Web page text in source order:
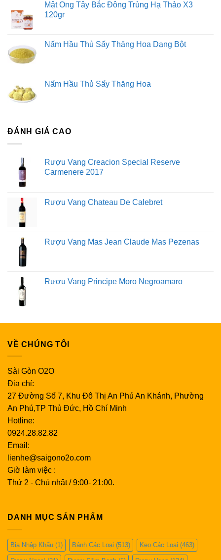
Mật Ong Tây Bắc Đông Trùng Hạ Thảo X3
120gr
Nấm Hầu Thủ Sấy Thăng Hoa Dạng Bột
Nấm Hầu Thủ Sấy Thăng Hoa
ĐÁNH GIÁ CAO
Rượu Vang Creacion Special Reserve
Carmenere 2017
Rượu Vang Chateau De Calebret
Rượu Vang Mas Jean Claude Mas Pezenas
Rượu Vang Principe Moro Negroamaro
VỀ CHÚNG TÔI
Sài Gòn O2O
Địa chỉ:
27 Đường Số 7, Khu Đô Thị An Phú An Khánh, Phường
An Phú,TP Thủ Đức, Hồ Chí Minh
Hotline:
0924.28.82.82
Email:
lienhe@saigono2o.com
Giờ làm việc :
Thứ 2 - Chủ nhật / 9:00- 21:00.
DANH MỤC SẢN PHẨM
Bia Nhập Khẩu (1) Bánh Các Loại (513) Kẹo Các Loại (463)